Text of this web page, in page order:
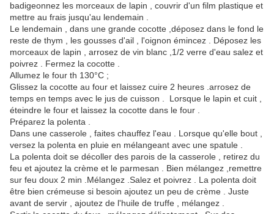
badigeonnez les morceaux de lapin , couvrir d'un film plastique et
mettre au frais jusqu'au lendemain .
Le lendemain , dans une grande cocotte ,déposez dans le fond le
reste de thym , les gousses d'ail , l'oignon émincez . Déposez les
morceaux de lapin , arrosez de vin blanc ,1/2 verre d'eau salez et
poivrez . Fermez la cocotte .
Allumez le four th 130°C ;
Glissez la cocotte au four et laissez cuire 2 heures .arrosez de
temps en temps avec le jus de cuisson . Lorsque le lapin et cuit ,
éteindre le four et laissez la cocotte dans le four .
Préparez la polenta .
Dans une casserole , faites chauffez l'eau . Lorsque qu'elle bout ,
versez la polenta en pluie en mélangeant avec une spatule .
La polenta doit se décoller des parois de la casserole , retirez du
feu et ajoutez la crème et le parmesan . Bien mélangez ,remettre
sur feu doux 2 min .Mélangez .Salez et poivrez . La polenta doit
être bien crémeuse si besoin ajoutez un peu de crème . Juste
avant de servir , ajoutez de l'huile de truffe , mélangez .